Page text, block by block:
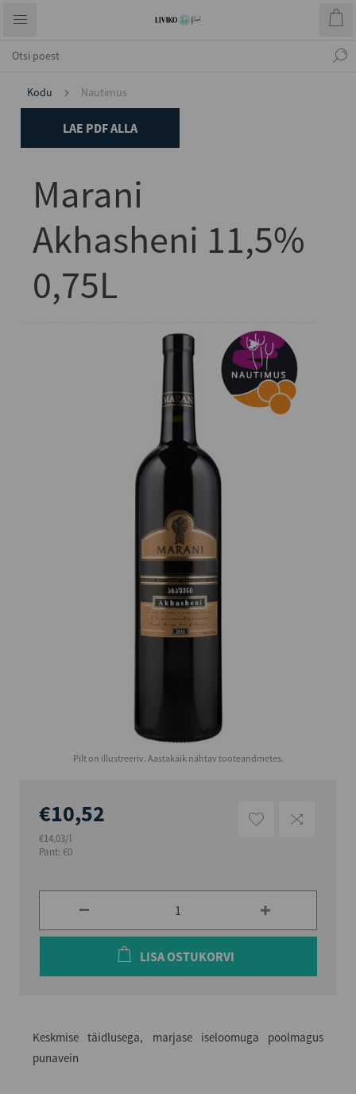
Kodu Nautimus
LAE PDF ALLA
Marani
Akhasheni 11,5%
0,75L
Pilt on illustreeriv. Aastakäik nähtav tooteandmetes.
€10,52
€14,03/l
Pant: €0
LISA OSTUKORVI
Keskmise täidlusega, marjase iseloomuga poolmagus
punavein